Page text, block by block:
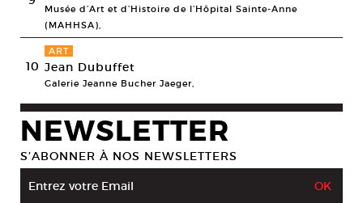
Musée d’Art et d’Histoire de l’Hôpital Sainte-Anne
(MAHHSA),
10
ART
Jean Dubuffet
Galerie Jeanne Bucher Jaeger,
NEWSLETTER
S’ABONNER À NOS NEWSLETTERS